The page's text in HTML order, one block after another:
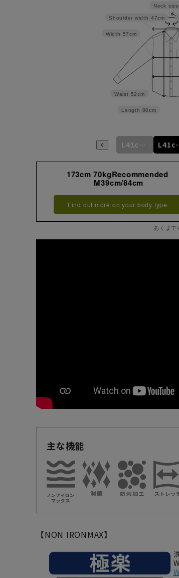
Neck size
Length 80cm
Waist 52cm
Width 57cm
Shoulder width 47cm
L41cm/78cm L41cm/80cm
173cm 70kgRecommended
M39cm/84cm
Find out more on your body type
あくまで
主な機能
【NON IRONMAX】